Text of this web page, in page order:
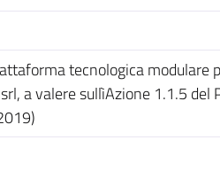
tecnologica modulare
a valere sullìAzione 1.1.5